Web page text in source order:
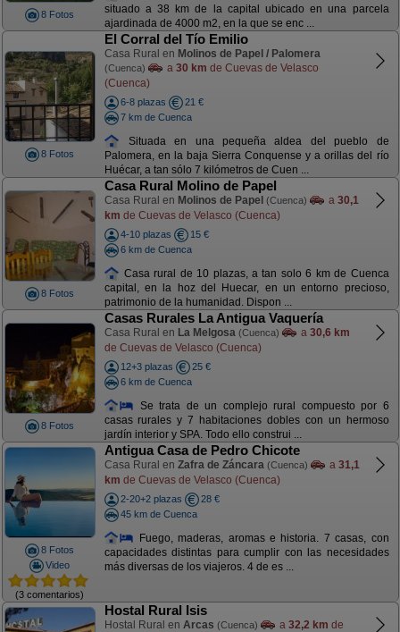
8 Fotos
situado a 38 km de la capital ubicado en una parcela
ajardinada de 4000 m2, en la que se enc ...
8 Fotos
El Corral del Tío Emilio
Casa Rural en Molinos de Papel / Palomera
(Cuenca) a 30 km de Cuevas de Velasco
(Cuenca)
6-8 plazas
21 €
7 km de Cuenca
Situada en una pequeña aldea del pueblo de
Palomera, en la baja Sierra Conquense y a orillas del río
Huécar, a tan sólo 7 kilómetros de Cuen ...
8 Fotos
Casa Rural Molino de Papel
Casa Rural en Molinos de Papel (Cuenca) a 30,1
km de Cuevas de Velasco (Cuenca)
4-10 plazas
15 €
6 km de Cuenca
Casa rural de 10 plazas, a tan solo 6 km de Cuenca
capital, en la hoz del Huecar, en un entorno precioso,
patrimonio de la humanidad. Dispon ...
8 Fotos
Casas Rurales La Antigua Vaquería
Casa Rural en La Melgosa (Cuenca) a 30,6 km
de Cuevas de Velasco (Cuenca)
12+3 plazas
25 €
6 km de Cuenca
Se trata de un complejo rural compuesto por 6
casas rurales y 7 habitaciones dobles con un hermoso
jardín interior y SPA. Todo ello construi ...
8 Fotos
Video
(3 comentarios)
Antigua Casa de Pedro Chicote
Casa Rural en Zafra de Záncara (Cuenca) a 31,1
km de Cuevas de Velasco (Cuenca)
2-20+2 plazas
28 €
45 km de Cuenca
Fuego, maderas, aromas e historia. 7 casas, con
capacidades distintas para cumplir con las necesidades
más diversas de los viajeros. 4 de es ...
Hostal Rural Isis
Hostal Rural en Arcas (Cuenca) a 32,2 km de